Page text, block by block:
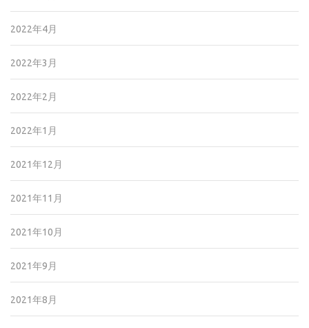
2022年4月
2022年3月
2022年2月
2022年1月
2021年12月
2021年11月
2021年10月
2021年9月
2021年8月